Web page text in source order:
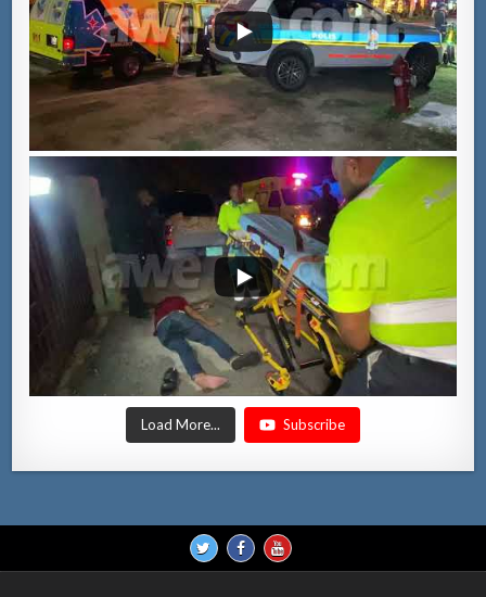
Load More... Subscribe